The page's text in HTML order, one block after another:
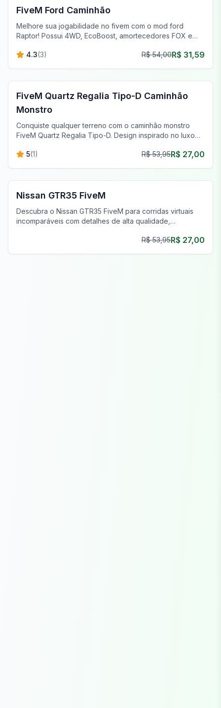
FiveM Ford Caminhão
Melhore sua jogabilidade no fivem com o mod ford
Raptor! Possui 4WD, EcoBoost, amortecedores FOX e
estrada superior.
4.3(3) R$ 54,00R$ 31,59
FiveM Off-Road & Caminhões
FiveM Quartz Regalia Tipo-D Caminhão
Monstro
Conquiste qualquer terreno com o caminhão monstro
FiveM Quartz Regalia Tipo-D. Design inspirado no luxo
5(1) R$ 53,95R$ 27,00
FiveM Carros Esportivos & Supercarros
Nissan GTR35 FiveM
Descubra o Nissan GTR35 FiveM para corridas virtuais
incomparáveis com detalhes de alta qualidade,
R$ 53,95R$ 27,00